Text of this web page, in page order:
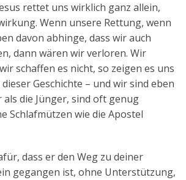
rettet uns wirklich ganz allein,
Wenn unsere Rettung, wenn
davon abhinge, dass wir auch
dann wären wir verloren. Wir
schaffen es nicht, so zeigen es uns
Geschichte – und wir sind eben
als die Jünger, sind oft genug
Schlafmützen wie die Apostel
dass er den Weg zu deiner
gegangen ist, ohne Unterstützung,